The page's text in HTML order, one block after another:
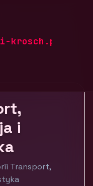
krosch.pl
i
Transport,